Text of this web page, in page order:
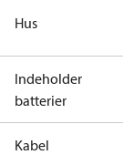
Hus
Indeholder
batterier
Kabel